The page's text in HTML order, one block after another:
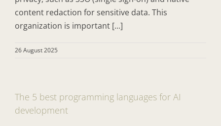
content redaction for sensitive data. This
organization is important [...]
26 August 2025
The 5 best programming languages for AI
development